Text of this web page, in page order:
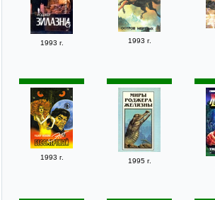
1993 г. 1993 г.
1993 г. 1995 г.